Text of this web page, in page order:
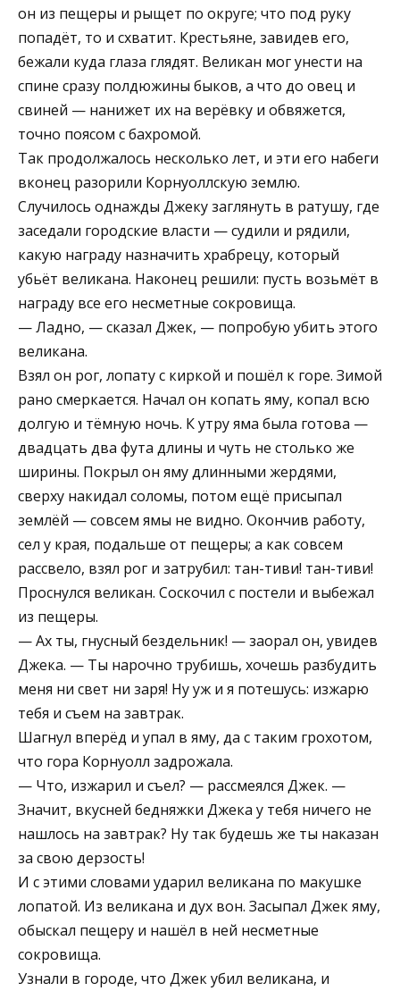
он из пещеры и рыщет по округе; что под руку
попадёт, то и схватит. Крестьяне, завидев его,
бежали куда глаза глядят. Великан мог унести на
спине сразу полдюжины быков, а что до овец и
свиней — нанижет их на верёвку и обвяжется,
точно поясом с бахромой.
Так продолжалось несколько лет, и эти его набеги
вконец разорили Корнуоллскую землю.
Случилось однажды Джеку заглянуть в ратушу, где
заседали городские власти — судили и рядили,
какую награду назначить храбрецу, который
убьёт великана. Наконец решили: пусть возьмёт в
награду все его несметные сокровища.
— Ладно, — сказал Джек, — попробую убить этого
великана.
Взял он рог, лопату с киркой и пошёл к горе. Зимой
рано смеркается. Начал он копать яму, копал всю
долгую и тёмную ночь. К утру яма была готова —
двадцать два фута длины и чуть не столько же
ширины. Покрыл он яму длинными жердями,
сверху накидал соломы, потом ещё присыпал
землёй — совсем ямы не видно. Окончив работу,
сел у края, подальше от пещеры; а как совсем
рассвело, взял рог и затрубил: тан-тиви! тан-тиви!
Проснулся великан. Соскочил с постели и выбежал
из пещеры.
— Ах ты, гнусный бездельник! — заорал он, увидев
Джека. — Ты нарочно трубишь, хочешь разбудить
меня ни свет ни заря! Ну уж и я потешусь: изжарю
тебя и съем на завтрак.
Шагнул вперёд и упал в яму, да с таким грохотом,
что гора Корнуолл задрожала.
— Что, изжарил и съел? — рассмеялся Джек. —
Значит, вкусней бедняжки Джека у тебя ничего не
нашлось на завтрак? Ну так будешь же ты наказан
за свою дерзость!
И с этими словами ударил великана по макушке
лопатой. Из великана и дух вон. Засыпал Джек яму,
обыскал пещеру и нашёл в ней несметные
сокровища.
Узнали в городе, что Джек убил великана, и